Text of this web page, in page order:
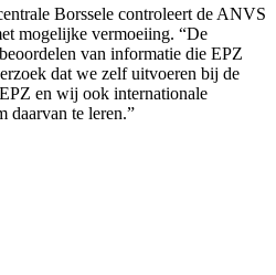
Borssele controleert de ANVS
mogelijke vermoeiing. “De
van informatie die EPZ
dat we zelf uitvoeren bij de
en wij ook internationale
daarvan te leren.”